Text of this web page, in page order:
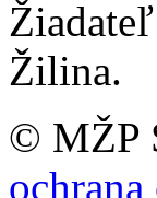
Žilina.
© MŽP